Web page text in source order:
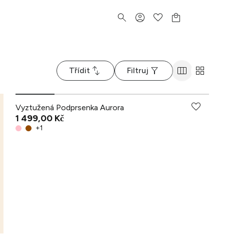
Třídit Filtruj
Vyztužená Podprsenka Aurora
1 499,00 Kč
+1